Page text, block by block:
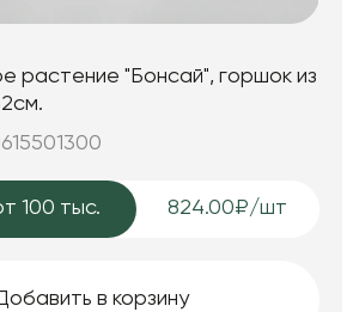
растение "Бонсай", горшок из
100 тыс. 824.00₽/шт
в корзину